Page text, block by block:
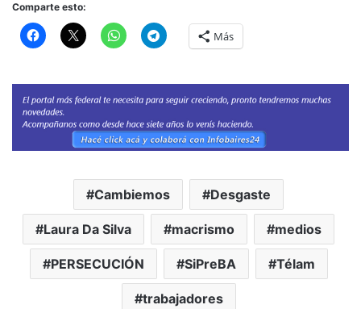
Comparte esto:
Más
Cambiemos Desgaste
Laura Da Silva macrismo medios
PERSECUCIÓN SiPreBA Télam
trabajadores